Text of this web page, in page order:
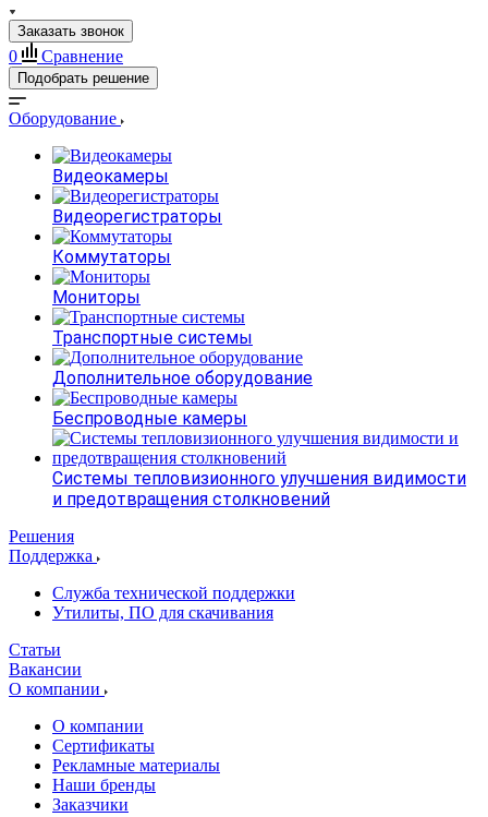
Заказать звонок
0 Сравнение
Подобрать решение
Оборудование
Видеокамеры
Видеорегистраторы
Коммутаторы
Мониторы
Транспортные системы
Дополнительное оборудование
Беспроводные камеры
Системы тепловизионного улучшения видимости
и предотвращения столкновений
Решения
Поддержка
Служба технической поддержки
Утилиты, ПО для скачивания
Статьи
Вакансии
О компании
О компании
Сертификаты
Рекламные материалы
Наши бренды
Заказчики